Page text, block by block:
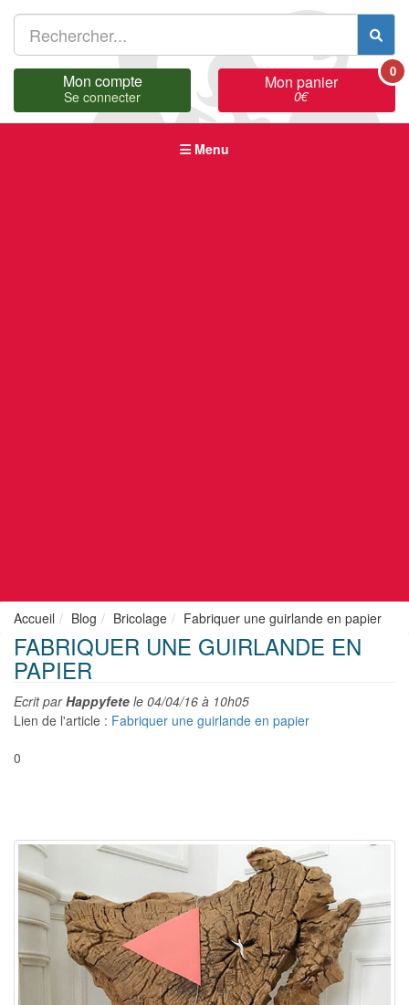
Mon compte
Se connecter
Mon panier
0€
0
Menu
Accueil Blog Bricolage Fabriquer une guirlande en papier
FABRIQUER UNE GUIRLANDE EN
PAPIER
Ecrit parHappyfete le 04/04/16 à 10h05
Lien de l'article : Fabriquer une guirlande en papier
0